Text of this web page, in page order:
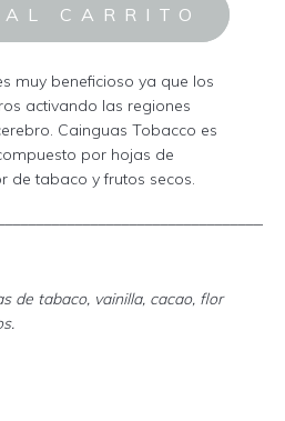
muy beneficioso ya que los
activando las regiones
Cainguas Tobacco es
por hojas de
de tabaco y frutos secos.
de tabaco, vainilla, cacao, flor